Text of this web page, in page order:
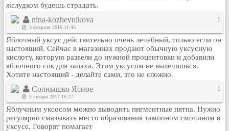
желудком будешь страдать.
nina-kozhevnikova
3 февраля 2016 11:45
1
Яблочный уксус действительно очень лечебный, только если он
настоящий. Сейчас в магазинах продают обычную уксусную
кислоту, которую развели до нужной процентовки и добавили
яблочного сок для запаха. Этим уксусом не вылечишься.
Хотите настоящий - делайте сами, это не сложно.
Солнышко Ясное
5 января 2017 16:27
1
Яблучным уксосом можно выводить пигментные пятна. Нужно
регулярно смазывать место образования тампоном смочином в
уксусе. Говорят помагает